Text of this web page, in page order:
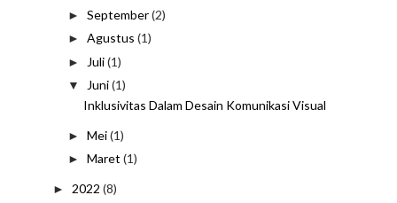
► September(2)
► Agustus (1)
► Juli(1)
▼ Juni(1)
Inklusivitas Dalam Desain Komunikasi Visual
► Mei(1)
► Maret (1)
► 2022 (8)